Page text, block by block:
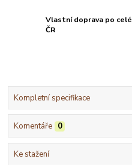
Vlastní doprava po celé
ČR
Kompletní specifikace
Komentáře 0
Ke stažení